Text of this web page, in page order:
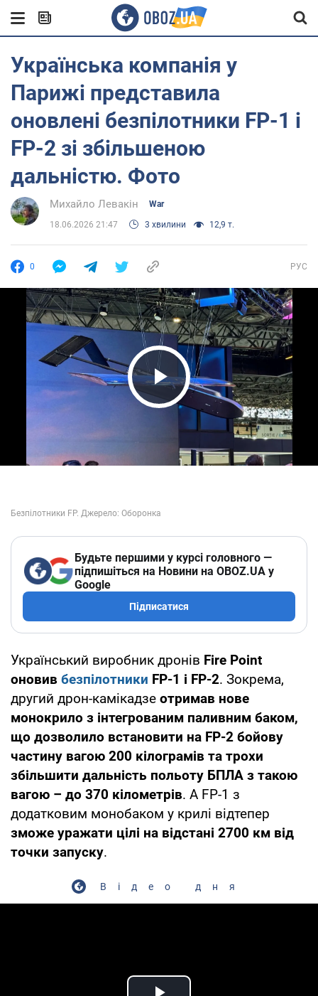
Українська компанія у
Парижі представила
оновлені безпілотники FP-1 і
FP-2 зі збільшеною
дальністю. Фото
Михайло Левакін War
18.06.2026 21:47 3 хвилини 12,9 т.
0 РУС
Play Video
Будьте першими у курсі головного —
підпишіться на Новини на OBOZ.UA у
Google
Підписатися
Український виробник дронів Fire Point
оновив безпілотники FP-1 і FP-2. Зокрема,
другий дрон-камікадзе отримав нове
монокрило з інтегрованим паливним баком,
що дозволило встановити на FP-2 бойову
частину вагою 200 кілограмів та трохи
збільшити дальність польоту БПЛА з такою
вагою – до 370 кілометрів. А FP-1 з
додатковим монобаком у крилі відтепер
зможе уражати цілі на відстані 2700 км від
точки запуску.
Відео дня